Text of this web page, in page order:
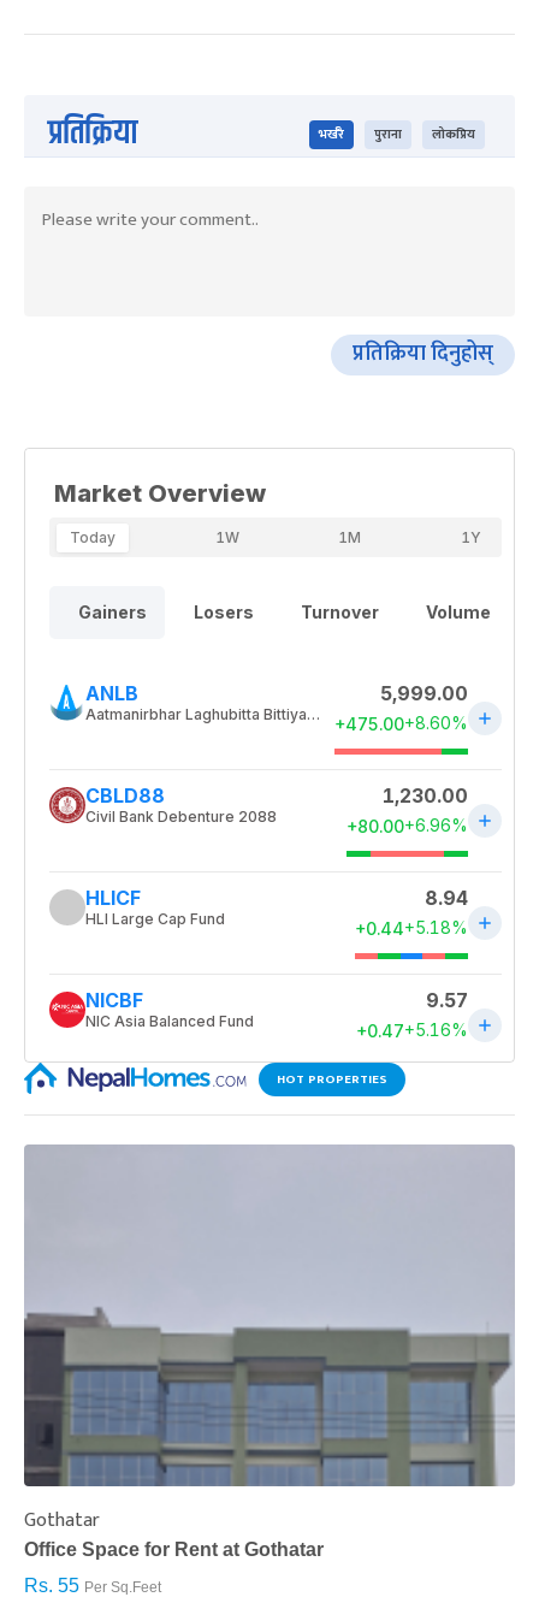
प्रतिक्रिया भर्खरै पुराना लोकप्रिय
प्रतिक्रिया दिनुहोस्
HOT PROPERTIES
Gothatar
Office Space for Rent at Gothatar
Rs. 55 Per Sq.Feet